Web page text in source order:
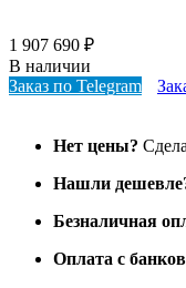
1 907 690 ₽
В наличии
Заказ по Telegram
Нет цены?
Нашли
Безналичная
Оплата с